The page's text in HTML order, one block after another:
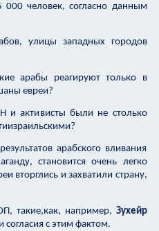
000 человек, согласно данным
улицы западных городов
арабы реагируют только в
евреи?
активисты были не столько
арабского вливания
становится очень легко
вторглись и захватили страну,
такие,как, например, Зухейр
согласия с этим фактом.